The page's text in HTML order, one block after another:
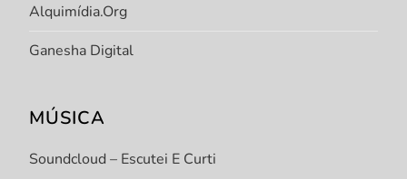
Alquimídia.org
Ganesha Digital
MÚSICA
Soundcloud – Escutei E Curti